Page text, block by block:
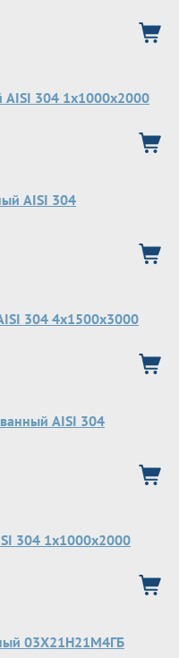
304 1х1000х2000
AISI 304
304 4х1500х3000
AISI 304
304 1х1000х2000
03Х21Н21М4ГБ